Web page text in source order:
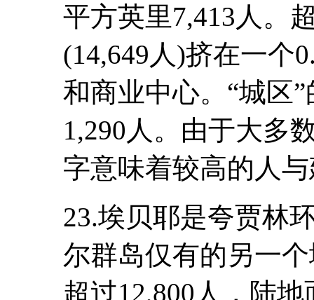
平方英里7,413人。
(14,649人)挤在一个
和商业中心。“城区
1,290人。由于大多
字意味着较高的人
23.埃贝耶是夸贾林
尔群岛仅有的另一
超过12,800人，陆